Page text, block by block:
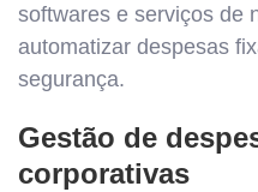
softwares e serviços de
automatizar despesas
segurança.
Gestão de
corporativas